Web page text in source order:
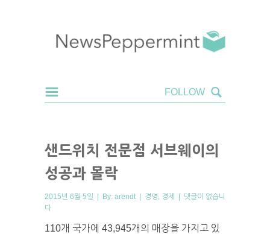
샌드위치 전문점 서브웨이의
성공과 몰락
2015년 6월 5일 | By: arendt | 경영 경제 | 댓글이 없습니
다
110개 국가에 43,945개의 매장을 가지고 있